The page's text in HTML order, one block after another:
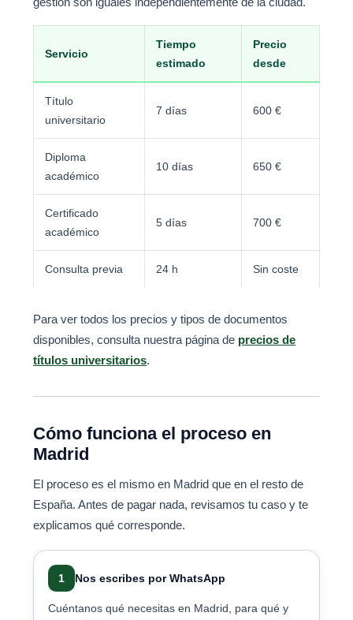
Servicio
Tiempo
estimado
Precio
desde
Título
universitario
7 días 600 €
Diploma
académico
10 días 650 €
Certificado
académico
5 días 700 €
Consulta previa 24 h Sin coste
Para ver todos los precios y tipos de documentos
disponibles, consulta nuestra página de precios de
títulos universitarios.
Cómo funciona el proceso en
Madrid
El proceso es el mismo en Madrid que en el resto de
España. Antes de pagar nada, revisamos tu caso y te
explicamos qué corresponde.
1 Nos escribes por WhatsApp
Cuéntanos qué necesitas en Madrid, para qué y